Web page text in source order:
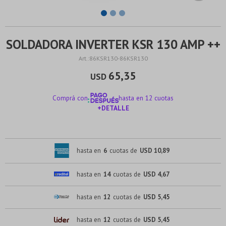
SOLDADORA INVERTER KSR 130 AMP ++
86KSR130-86KSR130
USD 65,35
Comprá con
hasta en 12 cuotas
+DETALLE
hasta en 6 cuotas de USD 10,89
hasta en 14 cuotas de USD 4,67
hasta en 12 cuotas de USD 5,45
hasta en 12 cuotas de USD 5,45